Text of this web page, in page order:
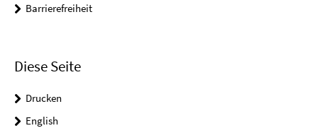
Barrierefreiheit
Diese Seite
Drucken
English